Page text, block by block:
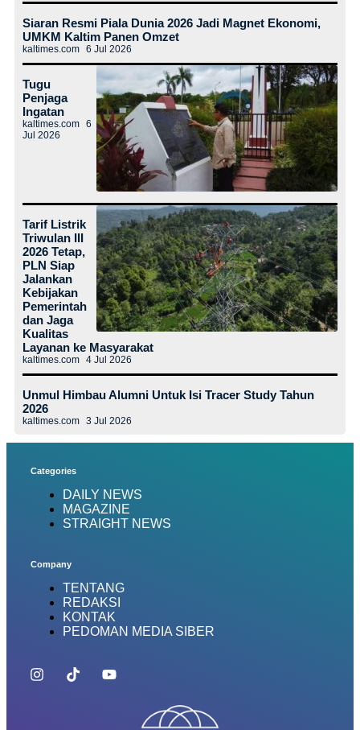
Siaran Resmi Piala Dunia 2026 Jadi Magnet Ekonomi,
UMKM Kaltim Panen Omzet
kaltimes.com 6 Jul 2026
Tugu
Penjaga
Ingatan
kaltimes.com 6
Jul 2026
Tarif Listrik
Triwulan III
2026 Tetap,
PLN Siap
Jalankan
Kebijakan
Pemerintah
dan Jaga
Kualitas
Layanan ke Masyarakat
kaltimes.com 4 Jul 2026
Unmul Himbau Alumni Untuk Isi Tracer Study Tahun
2026
kaltimes.com 3 Jul 2026
Categories
DAILY NEWS
MAGAZINE
STRAIGHT NEWS
Company
TENTANG
REDAKSI
KONTAK
PEDOMAN MEDIA SIBER